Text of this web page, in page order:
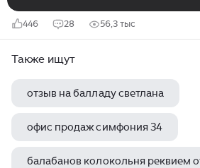
446 28 56,3 тыс
Также ищут
отзыв на балладу светлана
офис продаж симфония 34
балабанов колокольня реквием